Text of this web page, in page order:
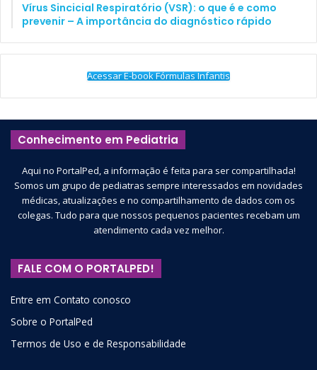
Vírus Sincicial Respiratório (VSR): o que é e como
prevenir – A importância do diagnóstico rápido
Acessar E-book Fórmulas Infantis
Conhecimento em Pediatria
Aqui no PortalPed, a informação é feita para ser compartilhada!
Somos um grupo de pediatras sempre interessados em novidades
médicas, atualizações e no compartilhamento de dados com os
colegas. Tudo para que nossos pequenos pacientes recebam um
atendimento cada vez melhor.
FALE COM O PORTALPED!
Entre em Contato conosco
Sobre o PortalPed
Termos de Uso e de Responsabilidade